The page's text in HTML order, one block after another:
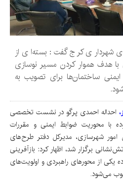
شهرداری کرج گفت: بسته‌ای از
با هدف هموار کردن مسیر نوسازی
ساختمان‌ها برای تصویب به
احداله احمدی پرگو در نشست تخصصی
با محوریت ضوابط ایمنی و مقررات
شهرسازی، مدیرکل دفتر طرح‌های
برگزار شد، اظهار کرد: بازآفرینی
از محورهای راهبردی و اولویت‌های
می‌شود.